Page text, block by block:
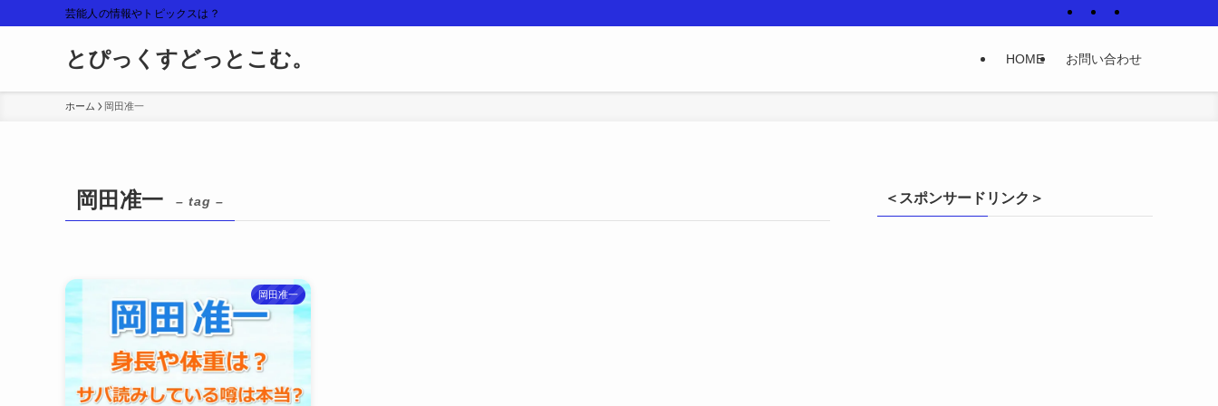
芸能人の情報やトピックスは？
とぴっくすどっとこむ。 HOME お問い合わせ
ホーム 岡田准一
岡田准一 – tag –
岡田准一
＜スポンサードリンク＞